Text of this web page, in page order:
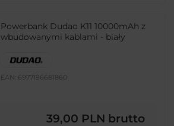
Powerbank Dudao K11 10000mAh z
wbudowanymi kablami - biały
EAN: 6977196681860
39,00 PLN brutto